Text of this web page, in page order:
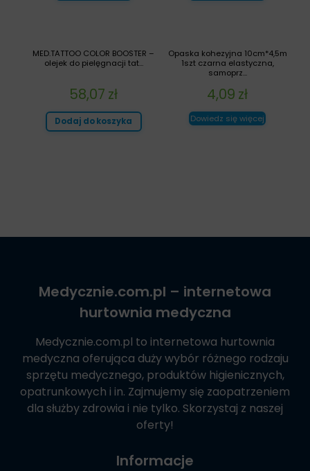
Opaska kohezyjna 10cm*4,5m
1szt czarna elastyczna,
samoprz...
4,09 zł
Dowiedz się więcej
MED.TATTOO COLOR BOOSTER –
olejek do pielęgnacji tat...
58,07 zł
Dodaj do koszyka
Medycznie.com.pl – internetowa
hurtownia medyczna
Medycznie.com.pl to internetowa hurtownia
medyczna oferująca duży wybór różnego rodzaju
sprzętu medycznego, produktów higienicznych,
opatrunkowych i in. Zajmujemy się zaopatrzeniem
dla służby zdrowia i nie tylko. Skorzystaj z naszej
oferty!
Informacje